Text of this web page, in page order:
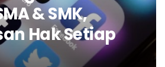
& SMK,
Hak Setiap